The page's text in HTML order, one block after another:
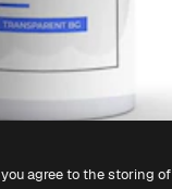
agree to the storing